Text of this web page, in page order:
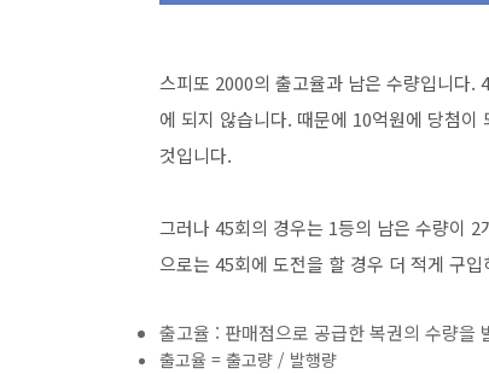
스피또 2000의 출고율과 남은 수량입니다.
에 되지 않습니다. 때문에 10억원에 당첨
것입니다.
그러나 45회의 경우는 1등의 남은 수량이
으로는 45회에 도전을 할 경우 더 적게 구
출고율 : 판매점으로 공급한 복권의 수량을
출고율 = 출고량 / 발행량